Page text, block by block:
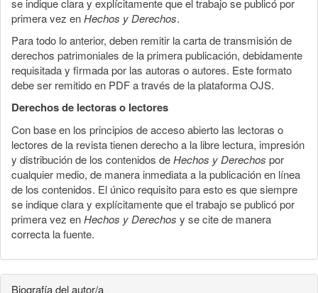
se indique clara y explícitamente que el trabajo se publicó por
primera vez enHechos y Derechos.
Para todo lo anterior, deben remitir la carta de transmisión de
derechos patrimoniales de la primera publicación, debidamente
requisitada y firmada por las autoras o autores. Este formato
debe ser remitido en PDF a través de la plataforma OJS.
Derechos de lectoras o lectores
Con base en los principios de acceso abierto las lectoras o
lectores de la revista tienen derecho a la libre lectura, impresión
y distribución de los contenidos deHechos y Derechos por
cualquier medio, de manera inmediata a la publicación en línea
de los contenidos. El único requisito para esto es que siempre
se indique clara y explícitamente que el trabajo se publicó por
primera vez enHechos y Derechos y se cite de manera
correcta la fuente.
Biografía del autor/a